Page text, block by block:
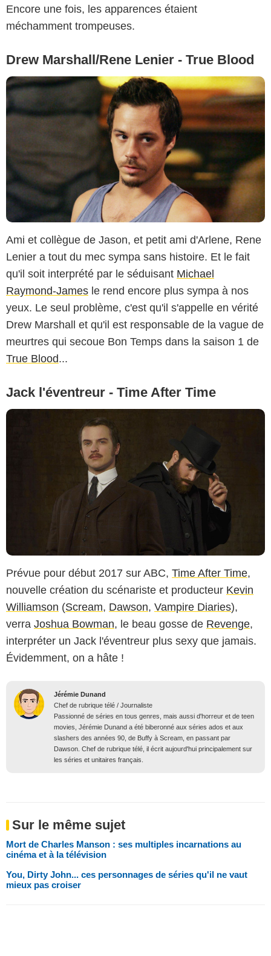
Encore une fois, les apparences étaient
méchamment trompeuses.
Drew Marshall/Rene Lenier - True Blood
Ami et collègue de Jason, et petit ami d'Arlene, Rene
Lenier a tout du mec sympa sans histoire. Et le fait
qu'il soit interprété par le séduisant Michael
Raymond-James le rend encore plus sympa à nos
yeux. Le seul problème, c'est qu'il s'appelle en vérité
Drew Marshall et qu'il est responsable de la vague de
meurtres qui secoue Bon Temps dans la saison 1 de
True Blood...
Jack l'éventreur - Time After Time
Prévue pour début 2017 sur ABC, Time After Time,
nouvelle création du scénariste et producteur Kevin
Williamson (Scream, Dawson, Vampire Diaries),
verra Joshua Bowman, le beau gosse de Revenge,
interpréter un Jack l'éventreur plus sexy que jamais.
Évidemment, on a hâte !
Jérémie Dunand
Chef de rubrique télé / Journaliste
Passionné de séries en tous genres, mais aussi d'horreur et de teen
movies, Jérémie Dunand a été biberonné aux séries ados et aux
slashers des années 90, de Buffy à Scream, en passant par
Dawson. Chef de rubrique télé, il écrit aujourd'hui principalement sur
les séries et unitaires français.
Sur le même sujet
Mort de Charles Manson : ses multiples incarnations au
cinéma et à la télévision
You, Dirty John... ces personnages de séries qu'il ne vaut
mieux pas croiser